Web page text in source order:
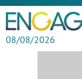
08/08/2026